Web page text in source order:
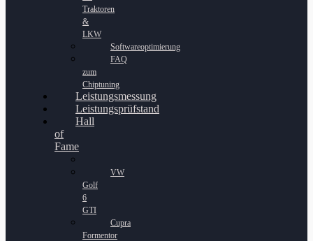
Traktoren
&
LKW
Softwareoptimierung
FAQ
zum
Chiptuning
Leistungsmessung
Leistungsprüfstand
Hall
of
Fame
VW
Golf
6
GTI
Cupra
Formentor